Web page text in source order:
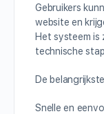
Gebruikers
website en
Het systeem
technische
De
Snelle en